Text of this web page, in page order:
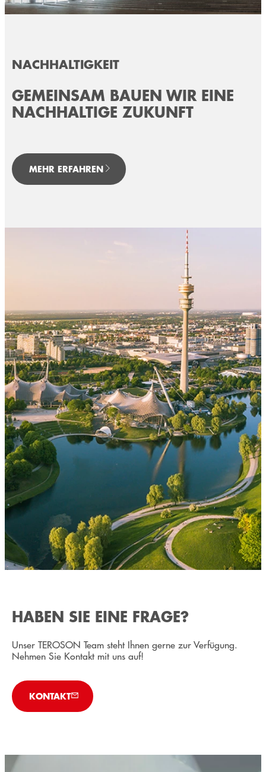
NACHHALTIGKEIT
GEMEINSAM BAUEN WIR EINE
NACHHALTIGE ZUKUNFT
MEHR ERFAHREN
HABEN SIE EINE FRAGE?
Unser TEROSON Team steht Ihnen gerne zur Verfügung.
Nehmen Sie Kontakt mit uns auf!
KONTAKT